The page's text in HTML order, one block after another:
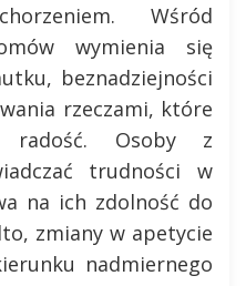
Wśród
wymienia się
beznadziejności
rzeczami, które
radość. Osoby z
trudności w
na ich zdolność do
zmiany w apetycie
nadmiernego